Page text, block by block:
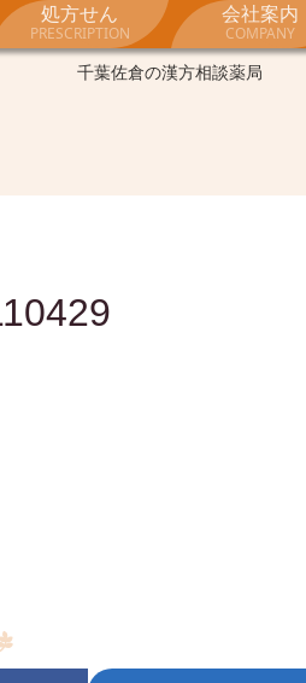
千葉佐倉の漢方相談薬局
処方せん
PRESCRIPTION
会社案内
COMPANY